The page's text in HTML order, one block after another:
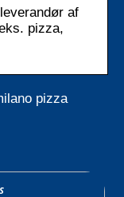
af
pizza,
pizza